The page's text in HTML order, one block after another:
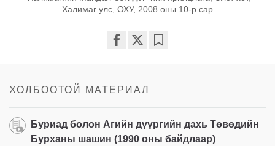
Халимаг улс, ОХУ, 2008 оны 10-р сар
ХОЛБООТОЙ МАТЕРИАЛ
Буриад болон Агийн дүүргийн дахь Төвөдийн
Бурханы шашин (1990 оны байдлаар)